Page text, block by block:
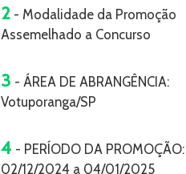
2 - Modalidade da Promoção
Assemelhado a Concurso
3 - ÁREA DE ABRANGÊNCIA:
Votuporanga/SP
4 - PERÍODO DA PROMOÇÃO:
02/12/2024 a 04/01/2025